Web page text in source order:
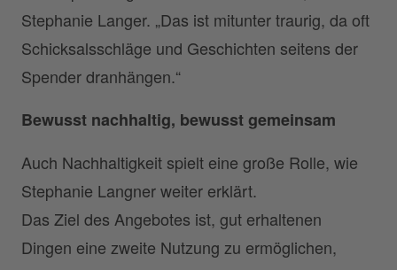
Stephanie Langer. „Das ist mitunter traurig, da oft
Schicksalsschläge und Geschichten seitens der
Spender dranhängen.“
Bewusst nachhaltig, bewusst gemeinsam
Auch Nachhaltigkeit spielt eine große Rolle, wie
Stephanie Langner weiter erklärt.
Das Ziel des Angebotes ist, gut erhaltenen
Dingen eine zweite Nutzung zu ermöglichen,